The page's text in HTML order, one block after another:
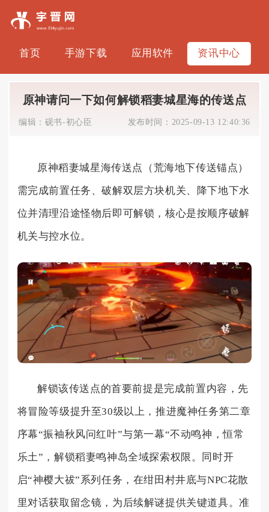
首页 手游下载 应用软件 资讯中心
原神请问一下如何解锁稻妻城星海的传送点
编辑： 砚书-初心臣 发布时间： 2025-09-13 12:40:36
原神稻妻城星海传送点（荒海地下传送锚点）
需完成前置任务、破解双层方块机关、降下地下水
位并清理沿途怪物后即可解锁，核心是按顺序破解
机关与控水位。
解锁该传送点的首要前提是完成前置内容，先
将冒险等级提升至30级以上，推进魔神任务第二章
序幕“振袖秋风问红叶”与第一幕“不动鸣神，恒常
乐土”，解锁稻妻鸣神岛全域探索权限。同时开
启“神樱大祓”系列任务，在绀田村井底与NPC花散
里对话获取留念镜，为后续解谜提供关键道具。准